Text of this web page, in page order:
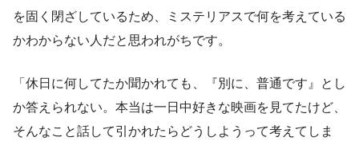
を固く閉ざしているため、ミステリアスで何を考えている
かわからない人だと思われがちです。
「休日に何してたか聞かれても、『別に、普通です』とし
か答えられない。本当は一日中好きな映画を見てたけど、
そんなこと話して引かれたらどうしようって考えてしま